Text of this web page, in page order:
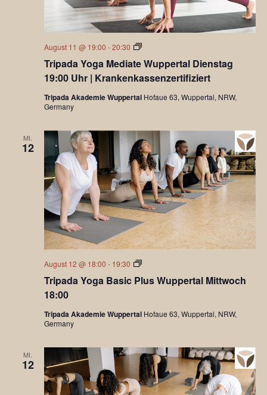
Tripada Yoga Mediate Wuppertal Dienstag
19:00 Uhr | Krankenkassenzertifiziert
August 11 @ 19:00 -20:30
Tripada
Mediate
Tripada Akademie Wuppertal Hofaue 63, Wuppertal, NRW,
Germany
MI.
12
Tripada Yoga Basic Plus Wuppertal Mittwoch
18:00
August 12 @ 18:00 - 19:30
Tripada
Basic
Tripada Akademie Wuppertal Hofaue 63, Wuppertal, NRW,
Germany
MI.
12